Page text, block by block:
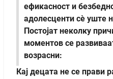
ефикасност и
адолесценти сè уште
Постојат неколку
моментов се
возрасни:
Кај децата не се прави